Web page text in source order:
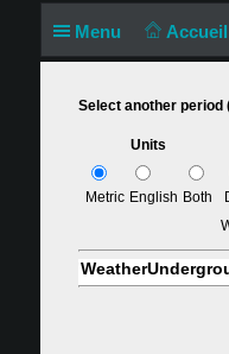
Menu Accueil